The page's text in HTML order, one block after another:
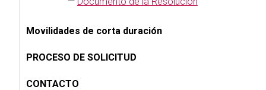
Movilidades de corta duración
PROCESO DE SOLICITUD
CONTACTO